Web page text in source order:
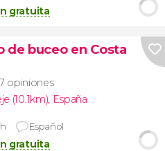
gratuita
de buceo en Costa
opiniones
(10.1km) España
Español
gratuita